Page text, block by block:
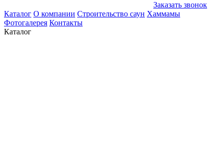
Заказать звонок
Каталог О компании Строительство саун Хаммамы
Фотогалерея Контакты
Каталог